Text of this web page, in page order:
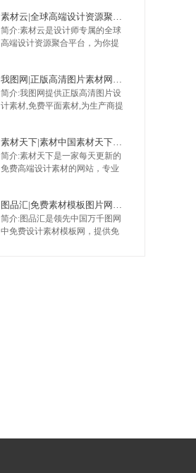
卖钱网,3D模型共享出售中心：摩
尔网
素材云|全球高端设计资源聚合平台
简介:素材云是设计师专属的全球
高端设计资源聚合平台，为你提
designcuts、gumroad、3d sky等各
大知名平台的UI素材、海报模
板、办公素材、3D模型、CAD图
我图网|正版高清图片素材网站,免费平面,品牌包装,背景墙,装饰画素材下载
简介:我图网提供正版高清图片设
计素材,免费平面素材,为生产商提
机/CAD/印花图案以及党政类的
PPT/Word/Excel模板下载.
素材天下|素材中国素材天下专业设计素材网
简介:素材天下是一家每天更新的
免费高端设计素材的网站，专业
素材中国素材天下，致力于成为
国内设计天天使用的素材网站。
图品汇|免费素材模板图片网，设计师都在使用的免费素材图片平台
简介:图品汇是领先中国万千图网
中免费设计素材模板网，提供免